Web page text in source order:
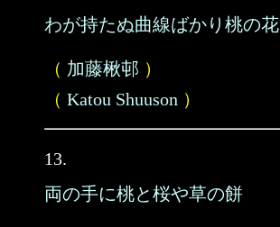
わが持たぬ曲線ばかり桃の花
（ 加藤楸邨 ）
（ Katou Shuuson ）
13.
両の手に桃と桜や草の餅